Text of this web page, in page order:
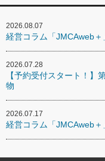
2026.08.07
経営コラム「JMCAweb
2026.07.28
【予約受付スタート！】
物
2026.07.17
経営コラム「JMCAweb